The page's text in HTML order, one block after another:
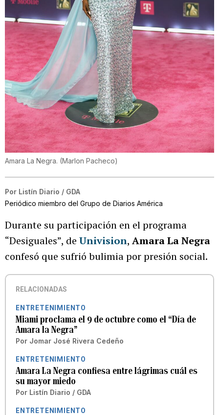
Amara La Negra. (Marlon Pacheco)
Por Listín Diario / GDA
Periódico miembro del Grupo de Diarios América
Durante su participación en el programa
“Desiguales”, de Univision, Amara La Negra
confesó que sufrió bulimia por presión social.
RELACIONADAS
ENTRETENIMIENTO
Miami proclama el 9 de octubre como el “Día de
Amara la Negra”
Por Jomar José Rivera Cedeño
ENTRETENIMIENTO
Amara La Negra confiesa entre lágrimas cuál es
su mayor miedo
Por Listín Diario / GDA
ENTRETENIMIENTO